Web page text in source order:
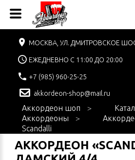
МОСКВА, УЛ. ДМИТРОВСКОЕ
ЕЖЕДНЕВНО С 11:00 ДО 20:00
+7 (985) 960-25-25
akkordeon-shop@mail.ru
Аккордеон шоп
Аккордеоны
Scandalli
АККОРДЕОН